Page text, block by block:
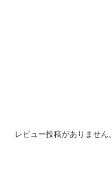
レビュー投稿がありません。